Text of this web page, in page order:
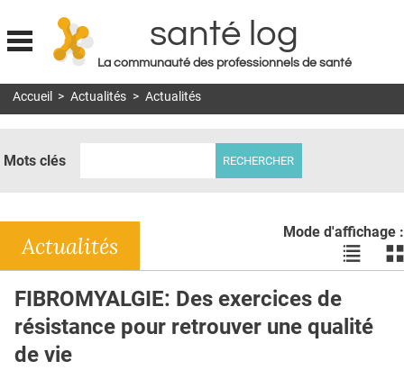
Jump to navigation
santé log
La communauté des professionnels de santé
MON COMPTE
DOSSIERS
RÉSEAUX
E-REVUE SAD
Accueil > Actualités > Actualités
Mots clés
Mode d'affichage :
Voir
les
liste
les
Actualités
FIBROMYALGIE: Des exercices de
résistance pour retrouver une qualité
de vie